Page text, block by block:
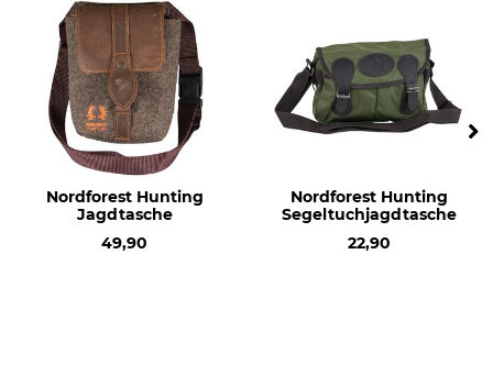
Gewicht
Nordforest Hunting
Jagdtasche
49,90
Nordforest Hunting
Segeltuchjagdtasche
22,90